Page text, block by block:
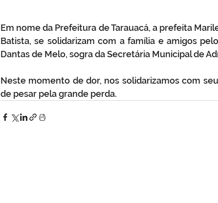
Em nome da Prefeitura de Tarauacá, a prefeita
Batista, se solidarizam com a família e amigos
Dantas de Melo, sogra da Secretária Municipal de
Neste momento de dor, nos solidarizamos com
de pesar pela grande perda.